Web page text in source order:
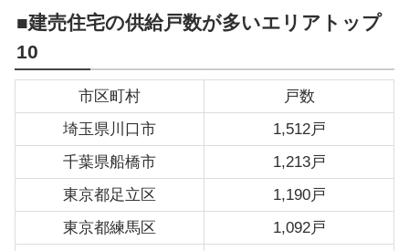
■建売住宅の供給戸数が多いエリアトップ
10
市区町村
戸数
埼玉県川口市
1,512戸
千葉県船橋市
1,213戸
東京都足立区
1,190戸
東京都練馬区
1,092戸